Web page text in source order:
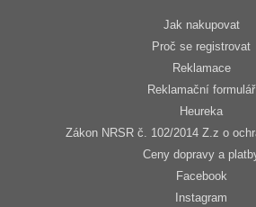
Jak nakupovat
Proč se registrovat
Reklamace
Reklamační formulář
Heureka
Zákon NRSR č. 102/2014 Z.z o
Ceny dopravy a
Facebook
Instagram